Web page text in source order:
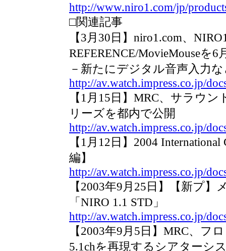
http://www.niro1.com/jp/
□関連記事
【3月30日】niro1.com、
REFERENCE/MovieMouseを6
－新たにデジタル音声入力
http://av.watch.impress.co.jp/
【1月15日】MRC、サラウ
リーズを都内で公開
http://av.watch.impress.co.jp/
【1月12日】2004
編】
http://av.watch.impress.co.jp/
【2003年9月25日】【新プ
「NIRO 1.1 STD」
http://av.watch.impress.co.jp/
【2003年9月5日】MRC、フ
5.1chを再現するシアターシ